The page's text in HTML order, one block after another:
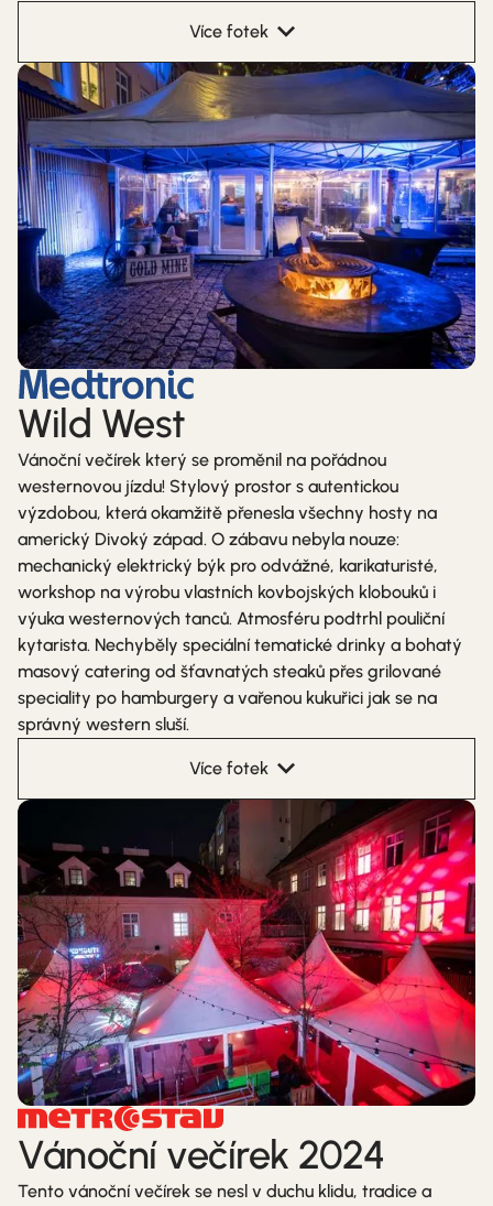
Více fotek
Wild West
Vánoční večírek který se proměnil na pořádnou
westernovou jízdu! Stylový prostor s autentickou
výzdobou, která okamžitě přenesla všechny hosty na
americký Divoký západ. O zábavu nebyla nouze:
mechanický elektrický býk pro odvážné, karikaturisté,
workshop na výrobu vlastních kovbojských klobouků i
výuka westernových tanců. Atmosféru podtrhl pouliční
kytarista. Nechyběly speciální tematické drinky a bohatý
masový catering od šťavnatých steaků přes grilované
speciality po hamburgery a vařenou kukuřici jak se na
správný western sluší.
Více fotek
Vánoční večírek 2024
Tento vánoční večírek se nesl v duchu klidu, tradice a